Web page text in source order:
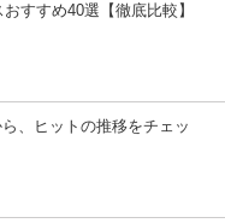
すすめ40選【徹底比較】
、ヒットの推移をチェッ